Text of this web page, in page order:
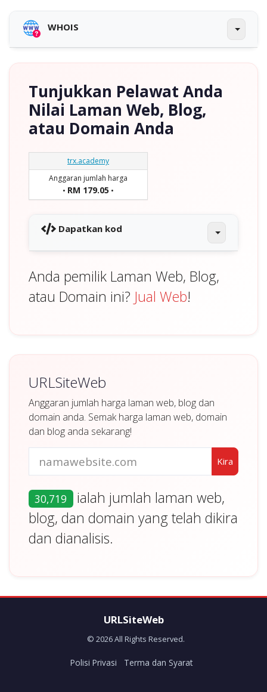
WHOIS
Tunjukkan Pelawat Anda
Nilai Laman Web, Blog,
atau Domain Anda
trx.academy
Anggaran jumlah harga
• RM 179.05 •
Dapatkan kod
Anda pemilik Laman Web, Blog,
atau Domain ini? Jual Web!
URLSiteWeb
Anggaran jumlah harga laman web, blog dan
domain anda. Semak harga laman web, domain
dan blog anda sekarang!
30,719 ialah jumlah laman web,
blog, dan domain yang telah dikira
dan dianalisis.
URLSiteWeb
© 2026 All Rights Reserved.
Polisi Privasi Terma dan Syarat